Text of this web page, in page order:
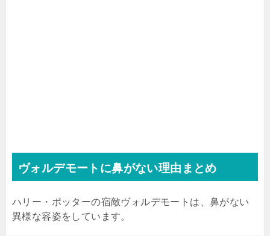
ヴォルデモートに鼻がない理由まとめ
ハリー・ポッターの宿敵ヴォルデモートは、鼻がない
異様な容姿をしています。